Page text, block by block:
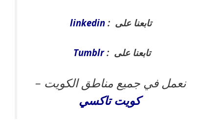
تابعنا على : linkedin
تابعنا على :Tumblr
نعمل في جميع مناطق الكويت –
كويت تاكسي